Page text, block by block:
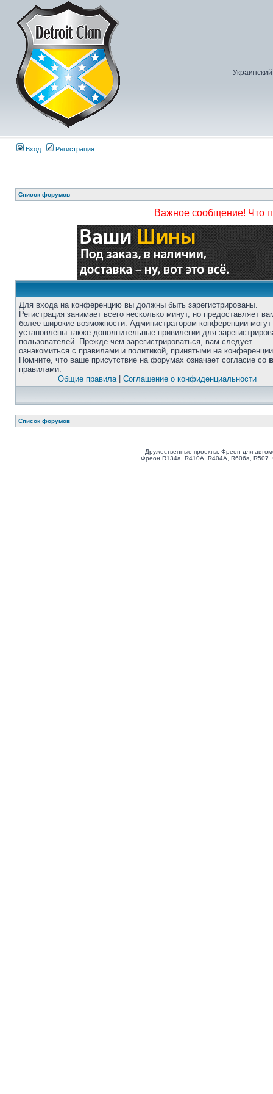
Вход Регистрация
Список форумов
Важное сообщение! Что
Для входа на конференцию вы должны быть зарегистрированы.
Регистрация занимает всего несколько минут, но предоставляет
более широкие возможности. Администратором конференции
установлены также дополнительные привилегии для
пользователей. Прежде чем зарегистрироваться, вам следует
ознакомиться с правилами и политикой, принятыми на
Помните, что ваше присутствие на форумах означает согласие со
правилами.
Общие правила| Соглашение о конфиденциальности
Список форумов
Дружественные проекты: Фреон для
Фреон R134a, R410A, R404A, R606a,